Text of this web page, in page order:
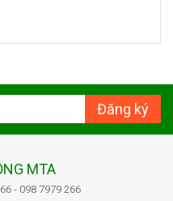
Đăng ký
MTA
- 098 7979 266